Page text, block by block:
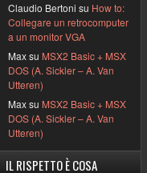
Claudio Bertoni su How to:
Collegare un retrocomputer
a un monitor VGA
Max su MSX2 Basic + MSX
DOS (A. Sickler – A. Van
Utteren)
Max su MSX2 Basic + MSX
DOS (A. Sickler – A. Van
Utteren)
IL RISPETTO È COSA